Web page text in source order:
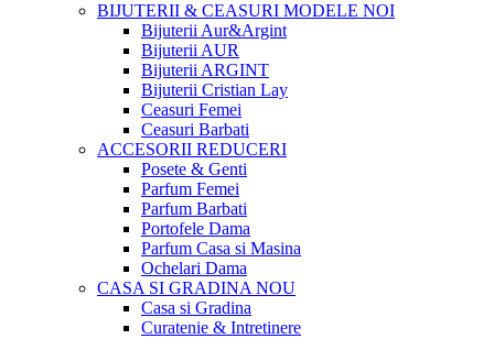
BIJUTERII & CEASURI MODELE NOI
Bijuterii Aur&Argint
Bijuterii AUR
Bijuterii ARGINT
Bijuterii Cristian Lay
Ceasuri Femei
Ceasuri Barbati
ACCESORII REDUCERI
Posete & Genti
Parfum Femei
Parfum Barbati
Portofele Dama
Parfum Casa si Masina
Ochelari Dama
CASA SI GRADINANOU
Casa si Gradina
Curatenie & Intretinere